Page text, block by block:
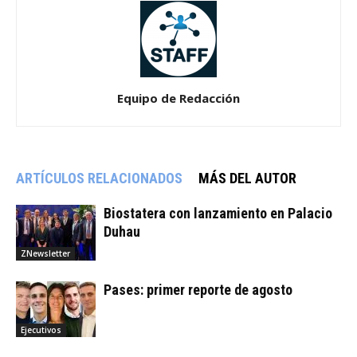
Equipo de Redacción
ARTÍCULOS RELACIONADOS MÁS DEL AUTOR
ZNewsletter
Biostatera con lanzamiento en Palacio
Duhau
Ejecutivos
Pases: primer reporte de agosto